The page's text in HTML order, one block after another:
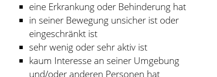
eine Erkrankung oder Behinderung hat
in seiner Bewegung unsicher ist oder
eingeschränkt ist
sehr wenig oder sehr aktiv ist
kaum Interesse an seiner Umgebung
und/oder anderen Personen hat